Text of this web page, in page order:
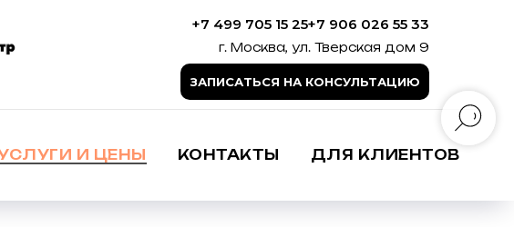
+7 906 026 55 33
г. Москва, ул. Тверская дом 9
+7 499 705 15 25
ЗАПИСАТЬСЯ НА КОНСУЛЬТАЦИЮ
И ЦЕНЫ КОНТАКТЫ ДЛЯ КЛИЕНТОВ